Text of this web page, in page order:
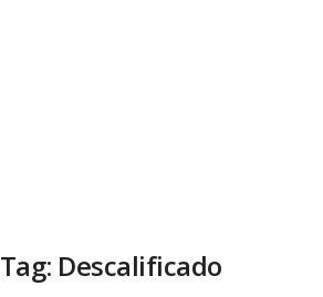
Tag: Descalificado